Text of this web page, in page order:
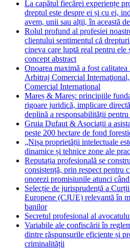
La capătul fiecărei experiențe
dreptul este despre ei și cu ei,
avem, unii sau alții, în această
Rolul profund al profesiei
clientului sentimentul că
cineva care luptă real pentru ele
concept abstract
Onoarea maximă a fost
Arbitraj Comercial
Comercial Internațional
Mareș & Mareș: principiile
rigoare juridică, implicare
deplină a responsabilității
Gruia Dufaut & Asociații a
peste 200 hectare de fond
„Nișa proprietății intelectuale
dinamice și tehnice zone ale
Reputația profesională se
consistență, prin respect pentru
onorezi promisiunile atunci
Selecție de jurisprudență a
Europene (CJUE) relevantă în
banilor
Secretul profesional al
Variabile ale confiscării în
dintre răspunsurile eficiente și
criminalității